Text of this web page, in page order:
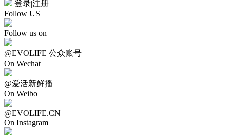
登录|注册
Follow US
Follow us on
@EVOLIFE 公众账号
On Wechat
@爱活新鲜播
On Weibo
@EVOLIFE.CN
On Instagram